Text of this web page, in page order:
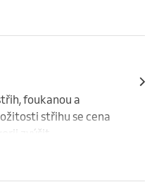
foukanou a
střihu se cena
zvýšit.